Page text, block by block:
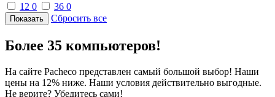
12 0 36 0
Сбросить все
Более 35 компьютеров!
На сайте Pacheco представлен самый большой выбор! Наши
цены на 12% ниже. Наши условия действительно выгодные.
Не верите? Убедитесь сами!